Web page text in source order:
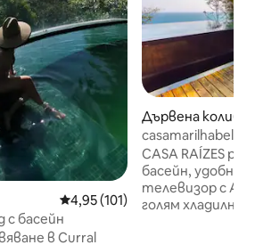
Средна оценка: 4,95 от 5,
4,95 (101)
басейн
в Curral
Дървена колиба
ла
casamarilhabela
CASA RAÍZES
басейн, удобно
телевизор с
голям